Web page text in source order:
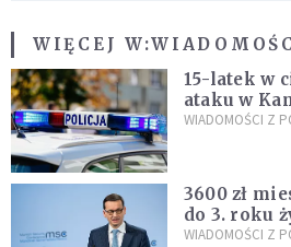
WIĘCEJ W:
15-latek w
ataku w
Policja
WIADOMOŚCI Z
3600 zł
do 3. roku
propozycji
WIADOMOŚCI Z